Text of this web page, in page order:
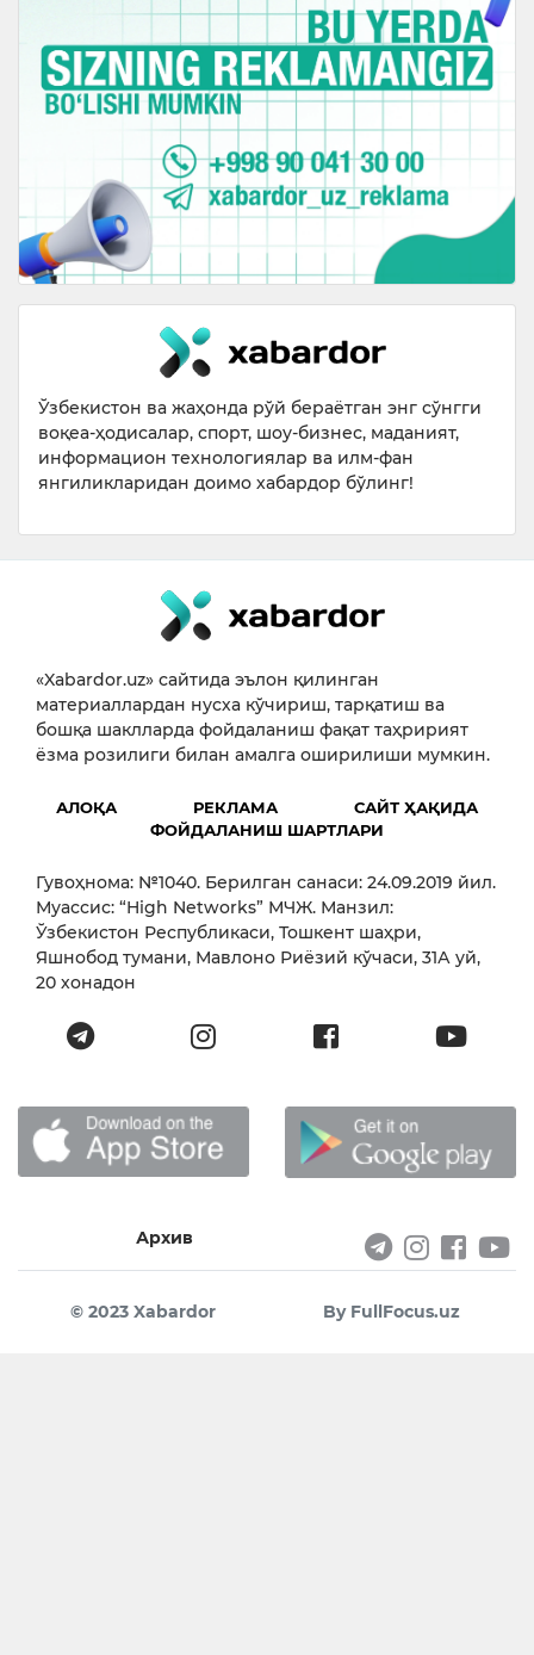
Ўзбекистон ва жаҳонда рўй бераётган энг сўнгги
воқеа-ҳодисалар, спорт, шоу-бизнес, маданият,
информацион технологиялар ва илм-фан
янгиликларидан доимо хабардор бўлинг!
«Xabardor.uz» сайтида эълон қилинган
материаллардан нусха кўчириш, тарқатиш ва
бошқа шаклларда фойдаланиш фақат таҳририят
ёзма розилиги билан амалга оширилиши мумкин.
АЛОҚА РЕКЛАМА
САЙТ ҲАҚИДА
ФОЙДАЛАНИШ ШАРТЛАРИ
Гувоҳнома: №1040. Берилган санаси: 24.09.2019 йил.
Муассис: “High Networks” МЧЖ. Манзил:
Ўзбекистон Республикаси, Тошкент шаҳри,
Яшнобод тумани, Мавлоно Риёзий кўчаси, 31А уй,
20 хонадон
Архив
© 2023 Xabardor By FullFocus.uz